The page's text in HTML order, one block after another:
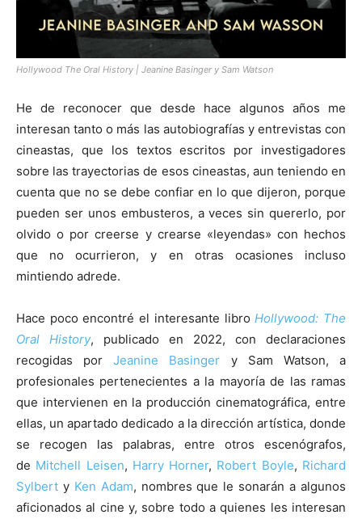
Hollywood The Oral History | Jeanine Basinger y Sam Watson
He de reconocer que desde hace algunos años me
interesan tanto o más las autobiografías y entrevistas con
cineastas, que los textos escritos por investigadores
sobre las trayectorias de esos cineastas, aun teniendo en
cuenta que no se debe confiar en lo que dijeron, porque
pueden ser unos embusteros, a veces sin quererlo, por
olvido o por creerse y crearse «leyendas» con hechos
que no ocurrieron, y en otras ocasiones incluso
mintiendo adrede.
Hace poco encontré el interesante libroHollywood: The
Oral History, publicado en 2022, con declaraciones
recogidas porJeanine Basinger y Sam Watson, a
profesionales pertenecientes a la mayoría de las ramas
que intervienen en la producción cinematográfica, entre
ellas, un apartado dedicado a la dirección artística, donde
se recogen las palabras, entre otros escenógrafos,
de Mitchell Leisen, Harry Horner, Robert Boyle, Richard
Sylbert y Ken Adam, nombres que le sonarán a algunos
aficionados al cine y, sobre todo a quienes les interesan